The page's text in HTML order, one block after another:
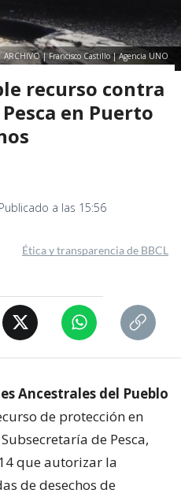
ARCHIVO | Francisco Castillo | Agencia UNO
recurso contra
en Puerto
a las 15:56
Ética y transparencia de BBCL
Ancestrales del Pueblo
de protección en
de Pesca,
que autorizar la
de desechos de